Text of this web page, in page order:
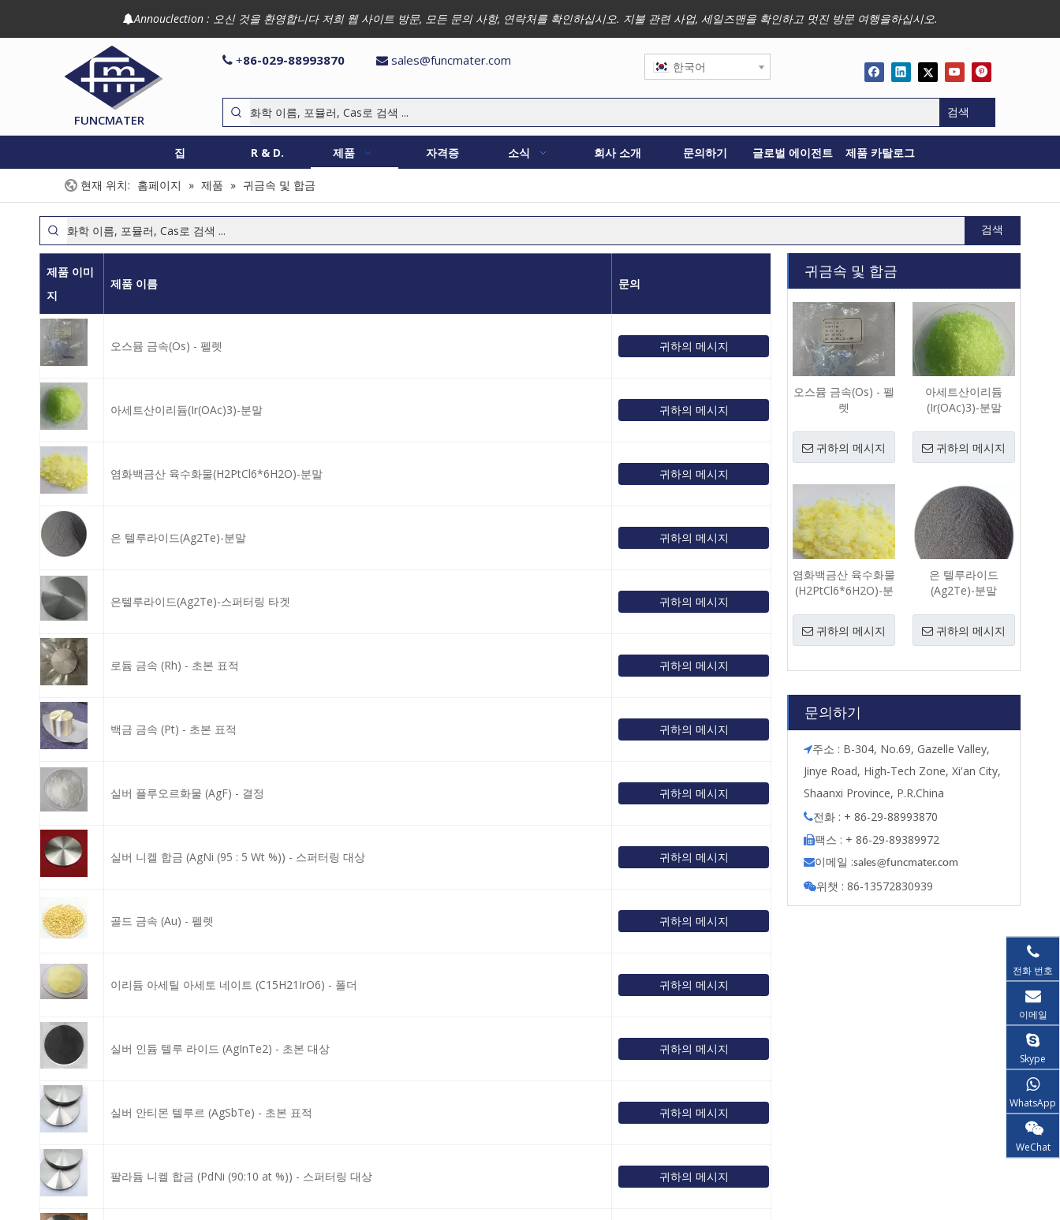
Annouclection : 오신 것을 환영합니다 저희 웹 사이트 방문, 모든 문의 사항, 연락처를 확인하십시오. 지불 관련 사업, 세일즈맨을 확인하고 멋진 방문 여행을하십시오.
FUNCMATER
 +86-029-88993870  sales@funcmater.com 한국어
검색
집 R & D. 제품 자격증 소식 회사 소개 문의하기 글로벌 에이전트 제품 카탈로그
현재 위치: 홈페이지 » 제품 » 귀금속 및 합금
검색
제품 이미
지
제품 이름 문의
오스뮴 금속(Os) - 펠렛 귀하의 메시지
아세트산이리듐(Ir(OAc)3)-분말 귀하의 메시지
염화백금산 육수화물(H2PtCl6*6H2O)-분말 귀하의 메시지
은 텔루라이드(Ag2Te)-분말 귀하의 메시지
은텔루라이드(Ag2Te)-스퍼터링 타겟 귀하의 메시지
로듐 금속 (Rh) - 초본 표적 귀하의 메시지
백금 금속 (Pt) - 초본 표적 귀하의 메시지
실버 플루오르화물 (AgF) - 결정 귀하의 메시지
실버 니켈 합금 (AgNi (95 : 5 Wt %)) - 스퍼터링 대상 귀하의 메시지
골드 금속 (Au) - 펠렛 귀하의 메시지
이리듐 아세틸 아세토 네이트 (C15H21IrO6) - 폴더 귀하의 메시지
실버 인듐 텔루 라이드 (AgInTe2) - 초본 대상 귀하의 메시지
실버 안티몬 텔루르 (AgSbTe) - 초본 표적 귀하의 메시지
팔라듐 니켈 합금 (PdNi (90:10 at %)) - 스퍼터링 대상 귀하의 메시지
귀금속 및 합금
오스뮴 금속(Os) - 펠
렛
귀하의 메시지
아세트산이리듐
(Ir(OAc)3)-분말
귀하의 메시지
염화백금산 육수화물
(H2PtCl6*6H2O)-분
귀하의 메시지
은 텔루라이드
(Ag2Te)-분말
귀하의 메시지
문의하기
주소 : B-304, No.69, Gazelle Valley,
Jinye Road, High-Tech Zone, Xi'an City,
Shaanxi Province, P.R.China
전화 : + 86-29-88993870
팩스 : + 86-29-89389972
이메일 :sales@funcmater.com
위챗 : 86-13572830939
전화 번호
이메일
Skype
WhatsApp
WeChat